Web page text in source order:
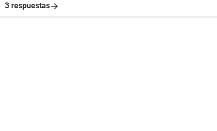
3 respuestas